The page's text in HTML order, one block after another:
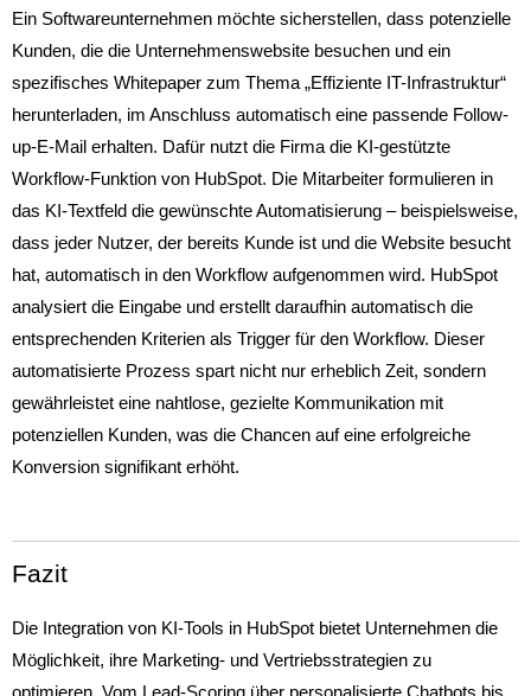
Ein Softwareunternehmen möchte sicherstellen, dass potenzielle
Kunden, die die Unternehmenswebsite besuchen und ein
spezifisches Whitepaper zum Thema „Effiziente IT-Infrastruktur“
herunterladen, im Anschluss automatisch eine passende Follow-
up-E-Mail erhalten. Dafür nutzt die Firma die KI-gestützte
Workflow-Funktion von HubSpot. Die Mitarbeiter formulieren in
das KI-Textfeld die gewünschte Automatisierung – beispielsweise,
dass jeder Nutzer, der bereits Kunde ist und die Website besucht
hat, automatisch in den Workflow aufgenommen wird. HubSpot
analysiert die Eingabe und erstellt daraufhin automatisch die
entsprechenden Kriterien als Trigger für den Workflow. Dieser
automatisierte Prozess spart nicht nur erheblich Zeit, sondern
gewährleistet eine nahtlose, gezielte Kommunikation mit
potenziellen Kunden, was die Chancen auf eine erfolgreiche
Konversion signifikant erhöht.
Fazit
Die Integration von KI-Tools in HubSpot bietet Unternehmen die
Möglichkeit, ihre Marketing- und Vertriebsstrategien zu
optimieren. Vom Lead-Scoring über personalisierte Chatbots bis